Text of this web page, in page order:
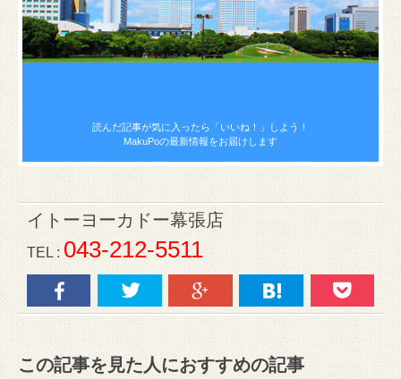
読んだ記事が気に入ったら 「いいね！」しよう！
MakuPoの最新情報をお届けします
イトーヨーカドー幕張店
TEL :043-212-5511
この記事を見た人におすすめの記事